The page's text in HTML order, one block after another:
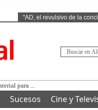
"AD, el revulsivo de la
Sucesos Cine y